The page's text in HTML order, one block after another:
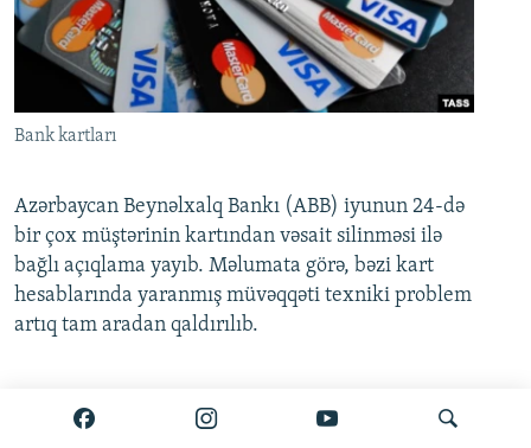
Bank kartları
Azərbaycan Beynəlxalq Bankı (ABB) iyunun 24-də
bir çox müştərinin kartından vəsait silinməsi ilə
bağlı açıqlama yayıb. Məlumata görə, bəzi kart
hesablarında yaranmış müvəqqəti texniki problem
artıq tam aradan qaldırılıb.
Ətraflı burada oxuyun